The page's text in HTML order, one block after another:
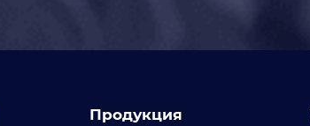
Продукция